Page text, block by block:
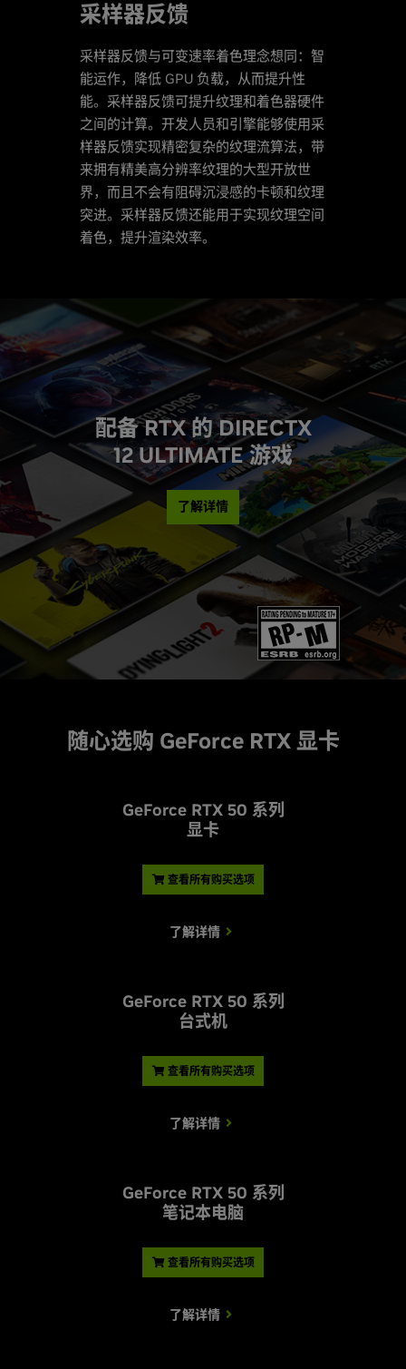
采样器反馈
采样器反馈与可变速率着色理念想同：智
能运作，降低 GPU 负载，从而提升性
能。采样器反馈可提升纹理和着色器硬件
之间的计算。开发人员和引擎能够使用采
样器反馈实现精密复杂的纹理流算法，带
来拥有精美高分辨率纹理的大型开放世
界，而且不会有阻碍沉浸感的卡顿和纹理
突进。采样器反馈还能用于实现纹理空间
着色，提升渲染效率。
配备 RTX 的 DIRECTX
12 ULTIMATE 游戏
了解详情
随心选购 GeForce RTX 显卡
GeForce RTX 50 系列
显卡
查看所有购买选项
了解详情
GeForce RTX 50 系列
台式机
查看所有购买选项
了解详情
GeForce RTX 50 系列
笔记本电脑
查看所有购买选项
了解详情